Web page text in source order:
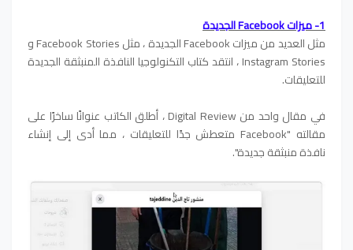
1- ميزات Facebook الجديدة
مثل العديد من ميزات Facebook الجديدة ، مثل Facebook Stories و
Instagram Stories ، انتقد كتاب التكنولوجيا النافذة المنبثقة الجديدة
للتعليقات.
في مقال واحد من Digital Review ، أطلق الكاتب عنوانًا ساخرًا على
مقالته "Facebook متعطش جدًا للتعليقات ، مما أدى إلى إنشاء
نافذة منبثقة جديدة".